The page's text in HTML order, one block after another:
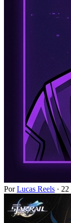
PorLucas Reels · 22